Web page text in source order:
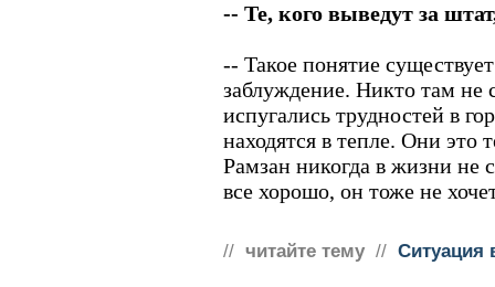
-- Те, кого выведут за
-- Такое понятие
заблуждение. Никто там не
испугались трудностей в
находятся в тепле. Они это
Рамзан никогда в жизни не
все хорошо, он тоже не
// читайте тему // Ситуация